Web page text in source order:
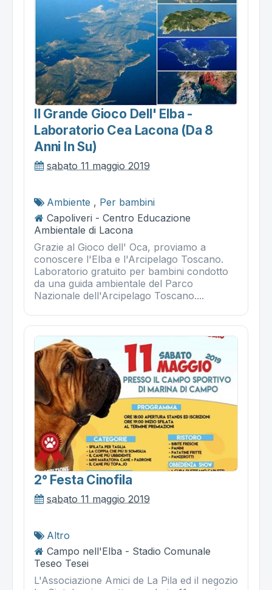
Il Grande Gioco Dell' Elba -
Laboratorio Cea Lacona (da 8
Anni In Su)
sabato 11 maggio 2019
Ambiente , Per bambini
Capoliveri - Centro Educazione
Ambientale di Lacona
Grazie al Gioco dell' Oca, proviamo a
conoscere l'Elba e l'Arcipelago Toscano.
Laboratorio gratuito per bambini condotto
da una guida ambientale del Parco
Nazionale dell'Arcipelago Toscano....
2° Festa Cinofila
sabato 11 maggio 2019
Altro
Campo nell'Elba - Stadio Comunale
Teseo Tesei
L'Associazione Amici de La Pila ed il negozio